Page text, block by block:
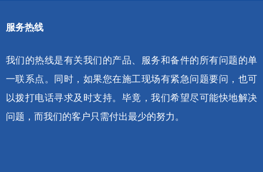
服务热线
我们的热线是有关我们的产品、服务和备件的所有问题的单
一联系点。同时，如果您在施工现场有紧急问题要问，也可
以拨打电话寻求及时支持。毕竟，我们希望尽可能快地解决
问题，而我们的客户只需付出最少的努力。